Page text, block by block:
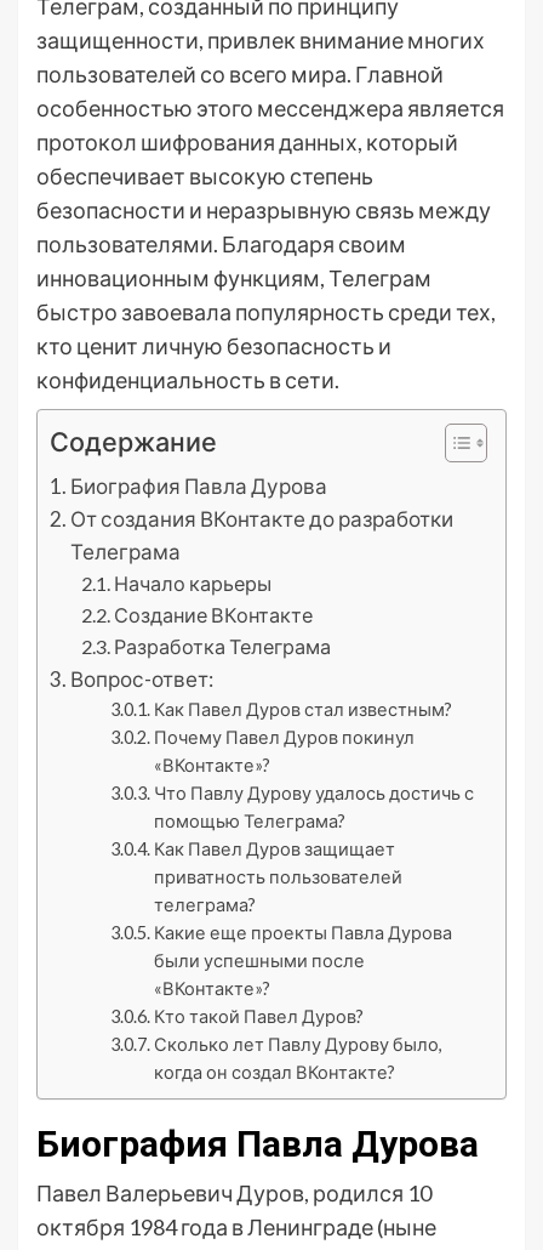
Телеграм, созданный по принципу
защищенности, привлек внимание многих
пользователей со всего мира. Главной
особенностью этого мессенджера является
протокол шифрования данных, который
обеспечивает высокую степень
безопасности и неразрывную связь между
пользователями. Благодаря своим
инновационным функциям, Телеграм
быстро завоевала популярность среди тех,
кто ценит личную безопасность и
конфиденциальность в сети.
Содержание
Биография Павла Дурова
От создания ВКонтакте до разработки
Телеграма
Начало карьеры
Создание ВКонтакте
Разработка Телеграма
Вопрос-ответ:
Как Павел Дуров стал известным?
Почему Павел Дуров покинул
«ВКонтакте»?
Что Павлу Дурову удалось достичь с
помощью Телеграма?
Как Павел Дуров защищает
приватность пользователей
телеграма?
Какие еще проекты Павла Дурова
были успешными после
«ВКонтакте»?
Кто такой Павел Дуров?
Сколько лет Павлу Дурову было,
когда он создал ВКонтакте?
Биография Павла Дурова
Павел Валерьевич Дуров, родился 10
октября 1984 года в Ленинграде (ныне